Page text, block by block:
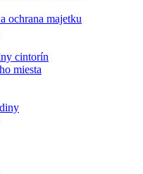
ochrana majetku
cintorín
miesta